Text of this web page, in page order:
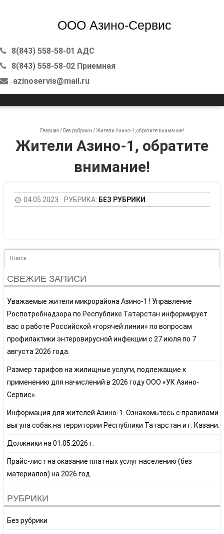
ООО Азино-Сервис
8(843) 558-58-01 АДС
8(843) 558-58-02 Приемная
azinoservis@mail.ru
Главная / Без рубрики /Жители Азино-1, обратите внимание!
Жители Азино-1, обратите
внимание!
04.05.2023 РУБРИКА: БЕЗ РУБРИКИ
Search
СВЕЖИЕ ЗАПИСИ
Уважаемые жители микрорайона Азино-1 ! Управление
Роспотребнадзора по Республике Татарстан информирует
вас о работе Российской «горячей линии» по вопросам
профилактики энтеровирусной инфекции с 27 июля по 7
августа 2026 года.
Размер тарифов на жилищные услуги, подлежащие к
применению для начислений в 2026 году ООО «УК Азино-
Сервис».
Информация для жителей Азино-1. Ознакомьтесь с правилами
выгула собак на территории Республики Татарстан и г. Казани.
Должники на 01.05.2026 г.
Прайс-лист на оказание платных услуг населению (без
материалов) на 2026 год.
РУБРИКИ
Без рубрики